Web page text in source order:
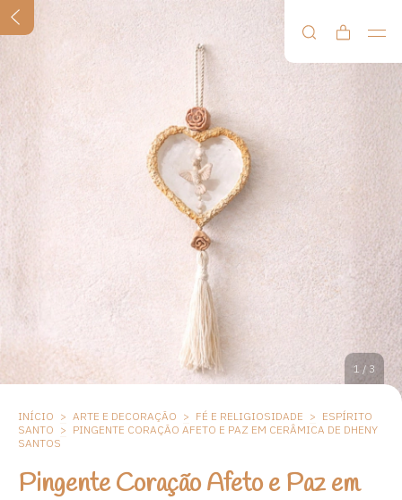
1 / 3
INÍCIO > ARTE E DECORAÇÃO > FÉ E RELIGIOSIDADE > ESPÍRITO
SANTO > PINGENTE CORAÇÃO AFETO E PAZ EM CERÂMICA DE DHENY
SANTOS
Pingente Coração Afeto e Paz em